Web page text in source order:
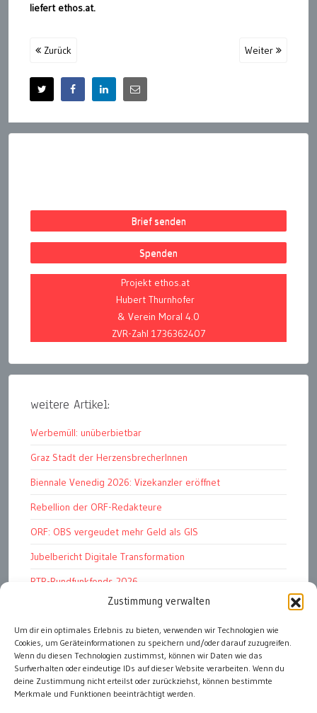
Zustimmung verwalten
Um dir ein optimales Erlebnis zu bieten, verwenden wir Technologien wie
Cookies, um Geräteinformationen zu speichern und/oder darauf zuzugreifen.
Wenn du diesen Technologien zustimmst, können wir Daten wie das
Surfverhalten oder eindeutige IDs auf dieser Website verarbeiten. Wenn du
deine Zustimmung nicht erteilst oder zurückziehst, können bestimmte
Merkmale und Funktionen beeinträchtigt werden.
liefert ethos.at.
Zurück Weiter
Brief senden
Spenden
Projekt ethos.at
Hubert Thurnhofer
& Verein Moral 4.0
ZVR-Zahl 1736362407
weitere Artikel:
Werbemüll: unüberbietbar
Graz Stadt der HerzensbrecherInnen
Biennale Venedig 2026: Vizekanzler eröffnet
Rebellion der ORF-Redakteure
ORF: OBS vergeudet mehr Geld als GIS
Jubelbericht Digitale Transformation
RTR-Rundfunkfonds 2026
Kunstmarkt: Noble Begierden
Woher kommen die „Wiederösterreicher“?
DDR 4.0: Der Fall Dr Witzschel u.a.